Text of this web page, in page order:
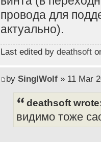
провода для
актуально).
Last edited by deathsoft
by SinglWolf» 11 Mar
deathsoft
видимо тоже